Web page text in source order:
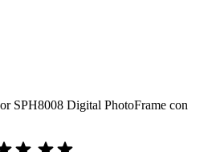
SPH8008 Digital PhotoFrame con